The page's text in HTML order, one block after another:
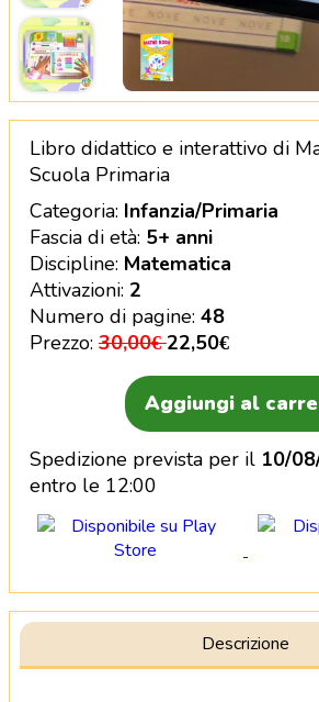
Libro didattico e interattivo di
Libro didattico e interattivo di
Scuola Primaria
Categoria: Infanzia/Primaria
Fascia di età: 5+ anni
Discipline: Matematica
Attivazioni: 2
Numero di pagine: 48
Prezzo:30,00€22,50€
Aggiungi al
Spedizione prevista per il 10/
entro le 12:00
Descrizione